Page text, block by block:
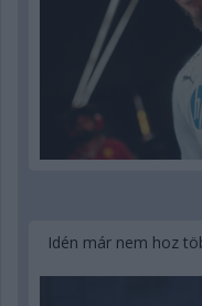
Idén már nem hoz